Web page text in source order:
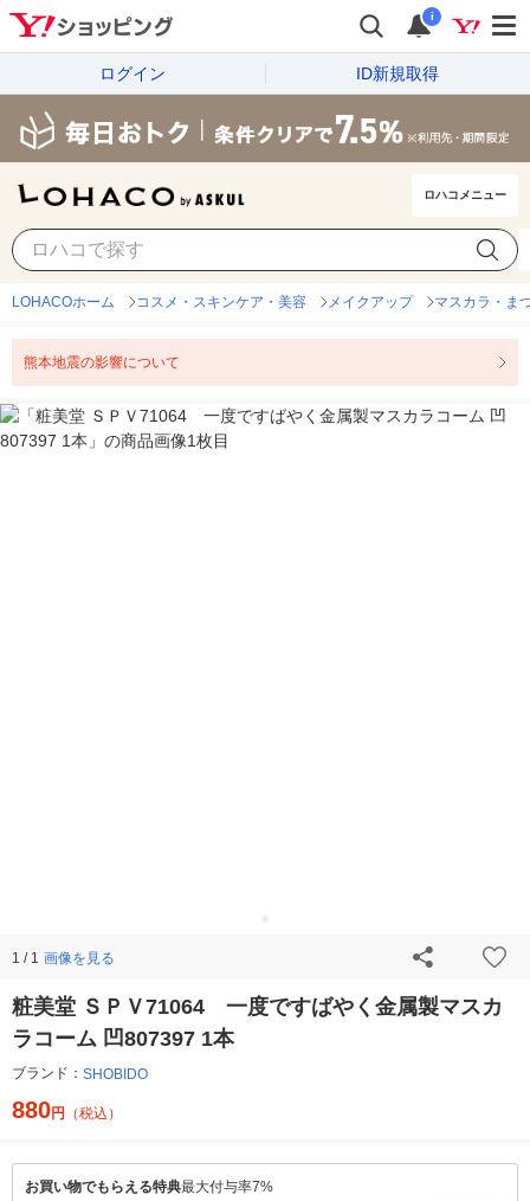
i
ログイン ID新規取得
ロハコメニュー
LOHACOホーム コスメ・スキンケア・美容 メイクアップ マスカラ・ま
熊本地震の影響について
1 / 1 画像を見る
粧美堂 ＳＰＶ71064 一度ですばやく金属製マスカ
ラコーム 凹807397 1本
ブランド： SHOBIDO
880円 （税込）
お買い物でもらえる特典最大付与率7%